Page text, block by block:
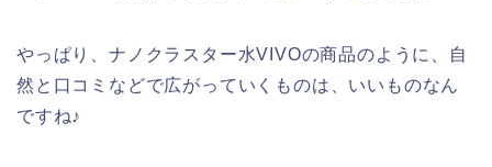
やっぱり、ナノクラスター水VIVOの商品のように、自
然と口コミなどで広がっていくものは、いいものなん
ですね♪